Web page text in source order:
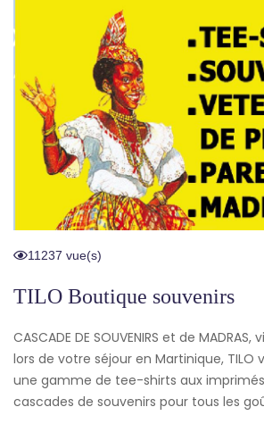
11237 vue(s)
TILO Boutique souvenirs
CASCADE DE SOUVENIRS et de
lors de votre séjour en Martinique, TILO
une gamme de tee-shirts aux
cascades de souvenirs pour tous les